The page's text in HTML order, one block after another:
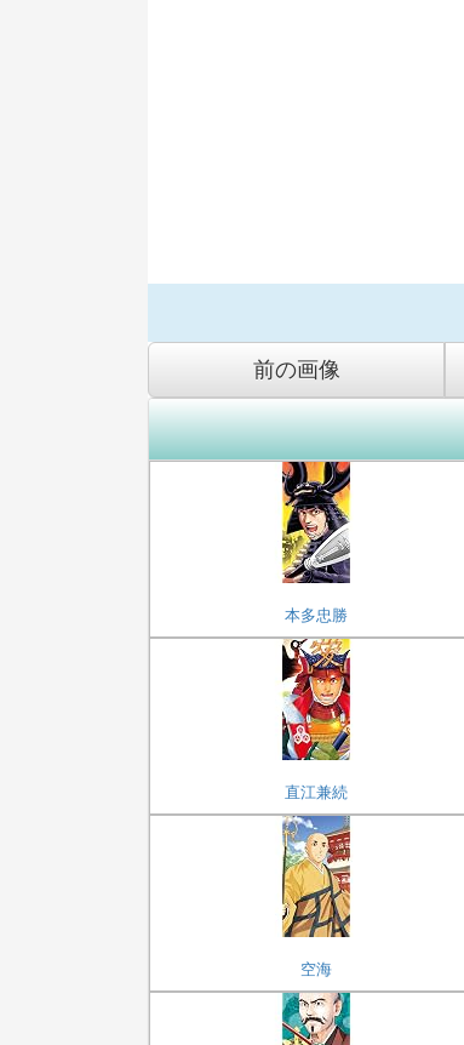
前の画像
本多忠勝
直江兼続
空海